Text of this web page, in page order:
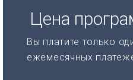
Цена
Вы платите только
ежемесячных